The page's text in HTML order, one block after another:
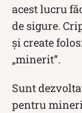
acest lucru
de sigure.
și create
„minerit”.
Sunt
pentru